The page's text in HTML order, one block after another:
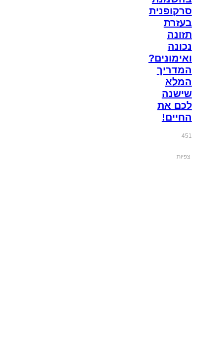
סרקופנית
בעזרת
תזונה
נכונה
ואימונים?
המדריך
המלא
שישנה
לכם את
החיים!
451
צפיות